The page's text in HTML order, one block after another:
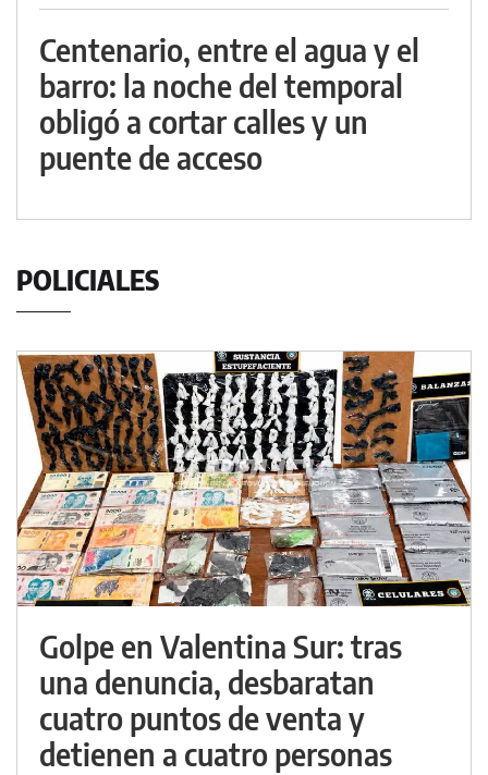
Centenario, entre el agua y el
barro: la noche del temporal
obligó a cortar calles y un
puente de acceso
POLICIALES
Golpe en Valentina Sur: tras
una denuncia, desbaratan
cuatro puntos de venta y
detienen a cuatro personas